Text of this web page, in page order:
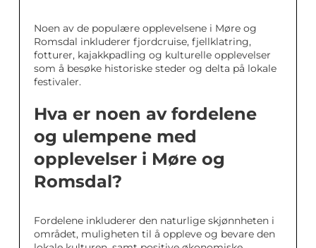
Noen av de populære opplevelsene i Møre og
Romsdal inkluderer fjordcruise, fjellklatring,
fotturer, kajakkpadling og kulturelle opplevelser
som å besøke historiske steder og delta på lokale
festivaler.
Hva er noen av fordelene
og ulempene med
opplevelser i Møre og
Romsdal?
Fordelene inkluderer den naturlige skjønnheten i
området, muligheten til å oppleve og bevare den